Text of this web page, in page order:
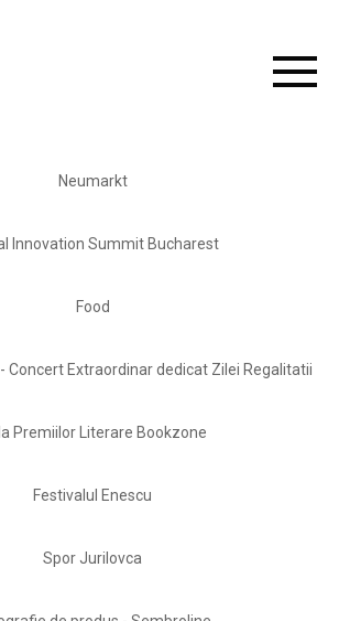
Neumarkt
Innovation Summit Bucharest
Food
Concert Extraordinar dedicat Zilei Regalitatii
Premiilor Literare Bookzone
Festivalul Enescu
Spor Jurilovca